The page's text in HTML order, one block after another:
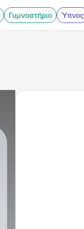
Γυμναστήριο Ύπνος